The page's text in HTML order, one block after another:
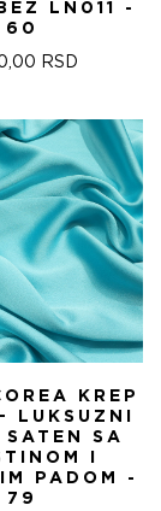
LN011 -
60
RSD
KREP
LUKSUZNI
SA
I
PADOM -
79